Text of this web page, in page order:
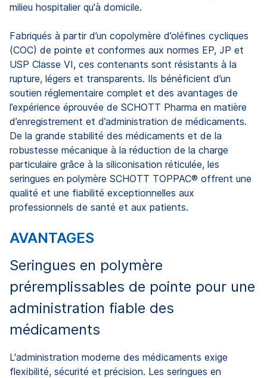
milieu hospitalier qu'à domicile.
Fabriqués à partir d’un copolymère d’oléfines cycliques
(COC) de pointe et conformes aux normes EP, JP et
USP Classe VI, ces contenants sont résistants à la
rupture, légers et transparents. Ils bénéficient d’un
soutien réglementaire complet et des avantages de
l’expérience éprouvée de SCHOTT Pharma en matière
d’enregistrement et d’administration de médicaments.
De la grande stabilité des médicaments et de la
robustesse mécanique à la réduction de la charge
particulaire grâce à la siliconisation réticulée, les
seringues en polymère SCHOTT TOPPAC® offrent une
qualité et une fiabilité exceptionnelles aux
professionnels de santé et aux patients.
AVANTAGES
Seringues en polymère
préremplissables de pointe pour une
administration fiable des
médicaments
L'administration moderne des médicaments exige
flexibilité, sécurité et précision. Les seringues en